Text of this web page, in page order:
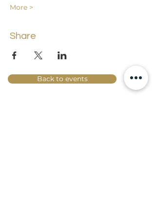
More >
Share
Back to events